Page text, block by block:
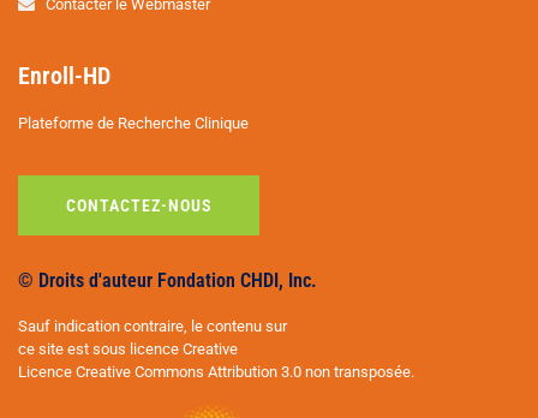
Contacter le Webmaster
Enroll-HD
Plateforme de Recherche Clinique
CONTACTEZ-NOUS
© Droits d'auteur Fondation CHDI, Inc.
Sauf indication contraire, le contenu sur
ce site est sous licence Creative
Licence Creative Commons Attribution 3.0 non transposée.